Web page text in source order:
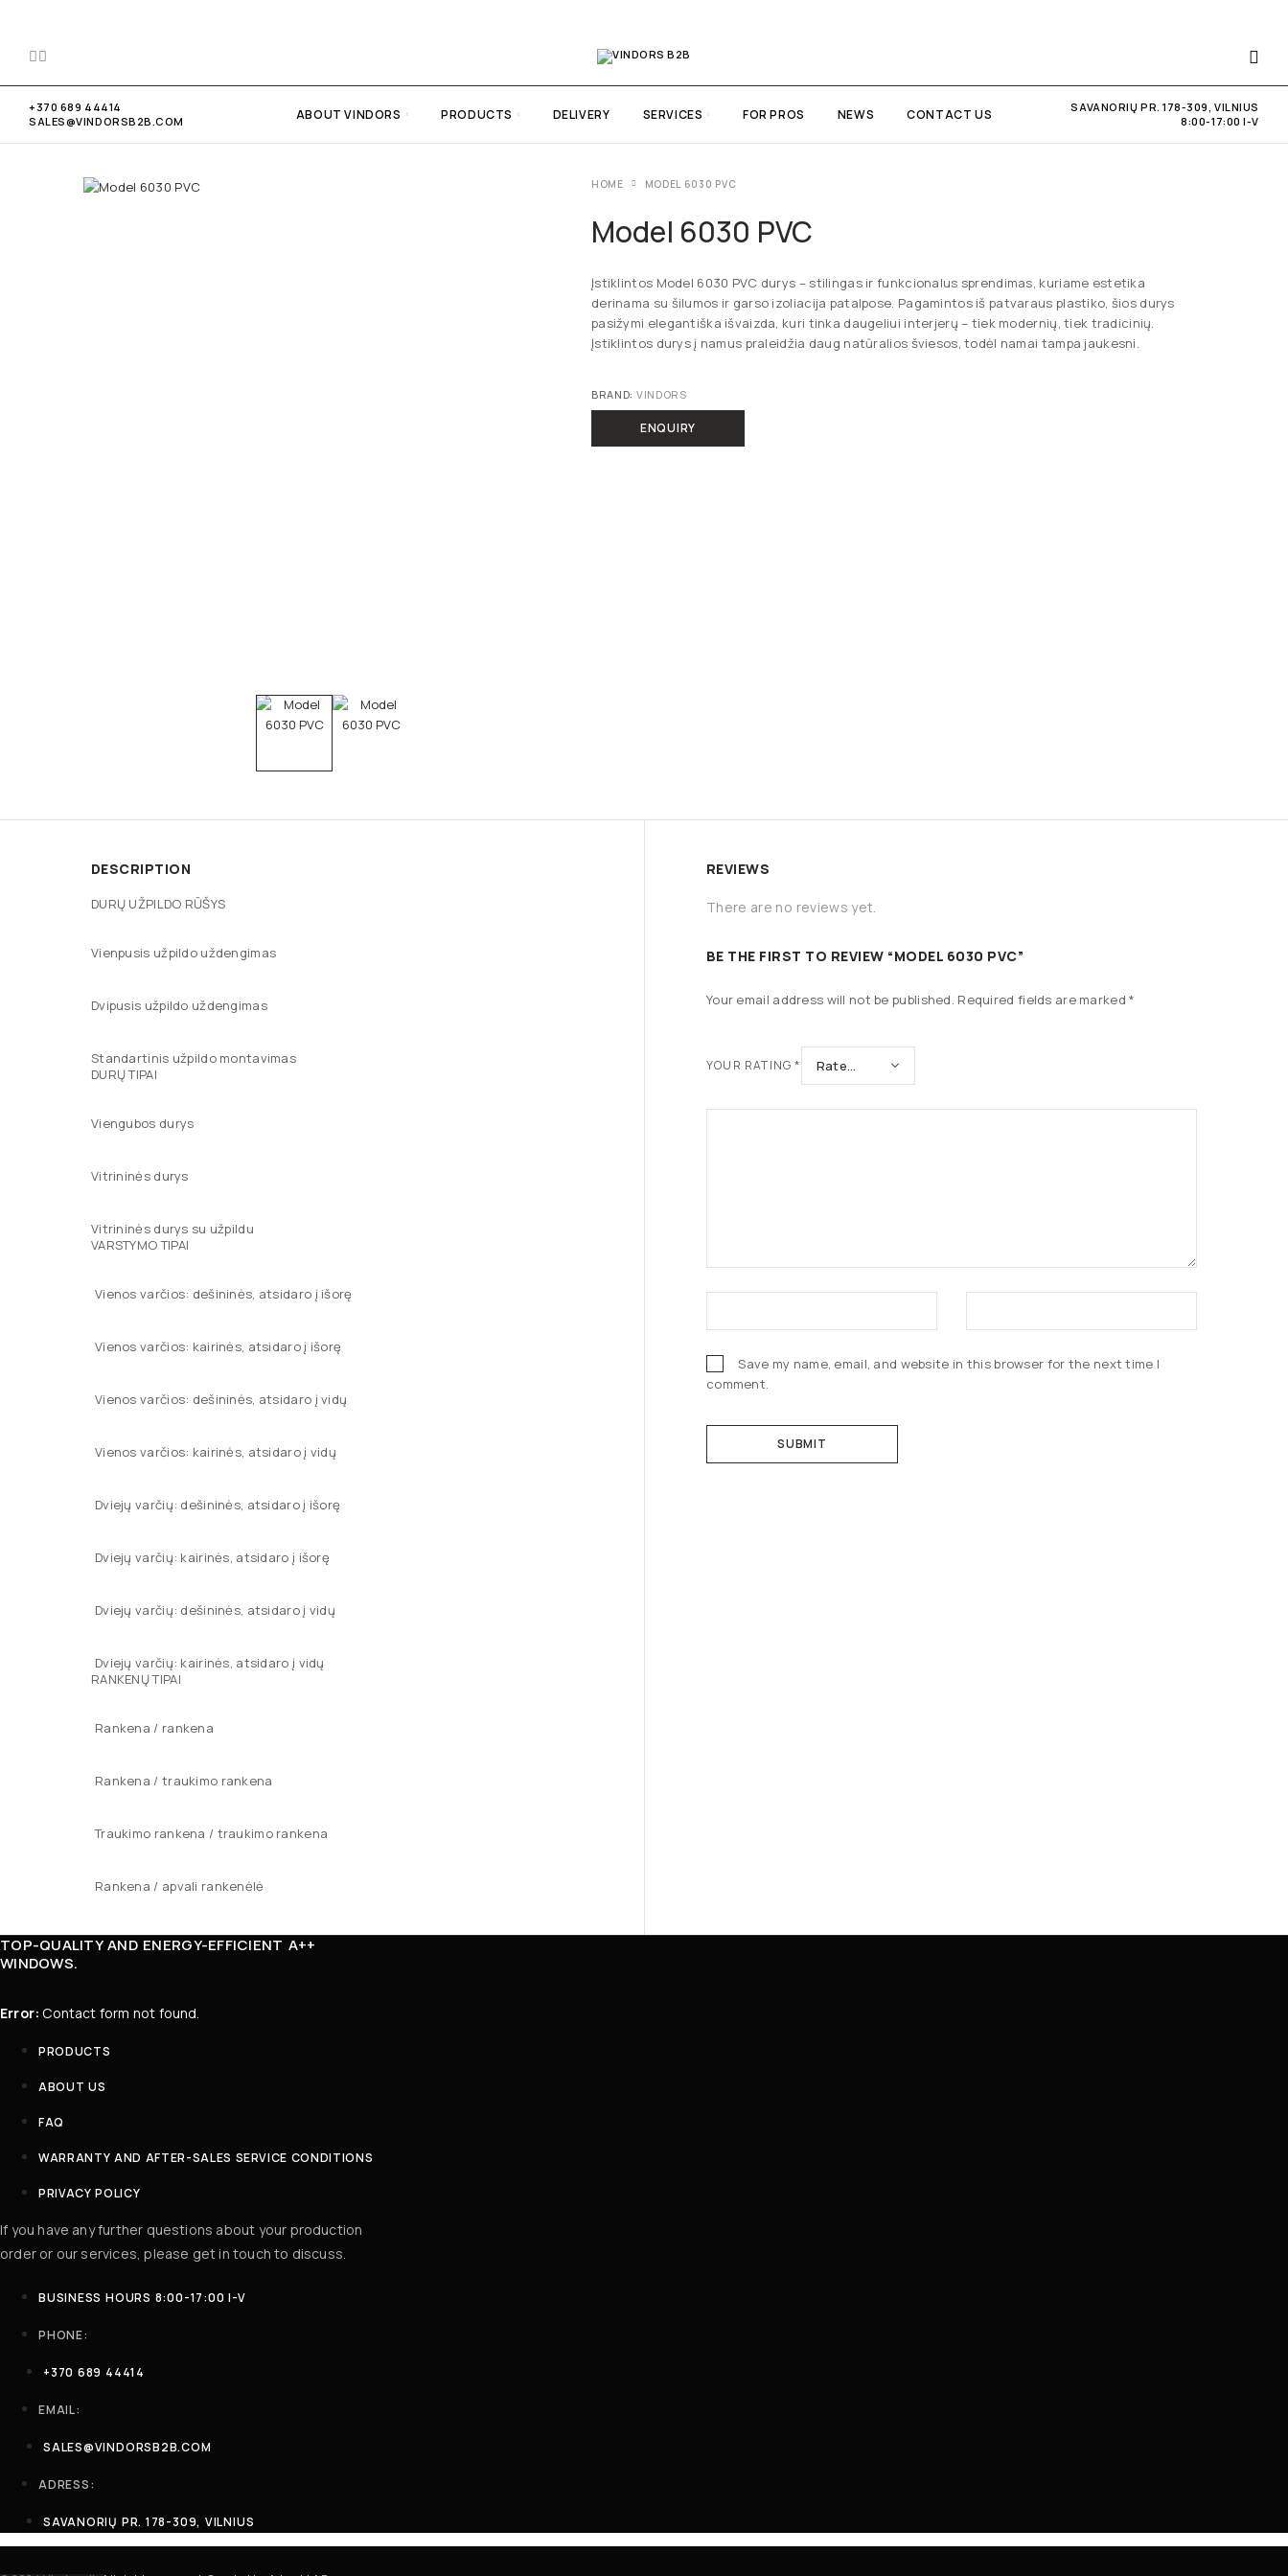
+370 689 44414
SALES@VINDORSB2B.COM
ABOUT VINDORS PRODUCTS DELIVERY SERVICES FOR PROS NEWS CONTACT US
SAVANORIŲ PR. 178-309, VILNIUS
8:00-17:00 I-V
HOME MODEL 6030 PVC
Model 6030 PVC
Įstiklintos Model 6030 PVC durys – stilingas ir funkcionalus sprendimas, kuriame estetika
derinama su šilumos ir garso izoliacija patalpose. Pagamintos iš patvaraus plastiko, šios durys
pasižymi elegantiška išvaizda, kuri tinka daugeliui interjerų – tiek modernių, tiek tradicinių.
Įstiklintos durys į namus praleidžia daug natūralios šviesos, todėl namai tampa jaukesni.
BRAND: VINDORS
ENQUIRY
DESCRIPTION
DURŲ UŽPILDO RŪŠYS
Vienpusis užpildo uždengimas
Dvipusis užpildo uždengimas
Standartinis užpildo montavimas
DURŲ TIPAI
Viengubos durys
Vitrininės durys
Vitrininės durys su užpildu
VARSTYMO TIPAI
Vienos varčios: dešininės, atsidaro į išorę
Vienos varčios: kairinės, atsidaro į išorę
Vienos varčios: dešininės, atsidaro į vidų
Vienos varčios: kairinės, atsidaro į vidų
Dviejų varčių: dešininės, atsidaro į išorę
Dviejų varčių: kairinės, atsidaro į išorę
Dviejų varčių: dešininės, atsidaro į vidų
Dviejų varčių: kairinės, atsidaro į vidų
RANKENŲ TIPAI
Rankena / rankena
Rankena / traukimo rankena
Traukimo rankena / traukimo rankena
Rankena / apvali rankenėlė
REVIEWS
There are no reviews yet.
BE THE FIRST TO REVIEW “MODEL 6030 PVC”
Your email address will not be published. Required fields are marked*
YOUR RATING*
Save my name, email, and website in this browser for the next time I
comment.
TOP-QUALITY AND ENERGY-EFFICIENT A++
WINDOWS.
Error: Contact form not found.
PRODUCTS
ABOUT US
FAQ
WARRANTY AND AFTER-SALES SERVICE CONDITIONS
PRIVACY POLICY
If you have any further questions about your production
order or our services, please get in touch to discuss.
BUSINESS HOURS 8:00-17:00 I-V
PHONE:
+370 689 44414
EMAIL:
SALES@VINDORSB2B.COM
ADRESS:
SAVANORIŲ PR. 178-309, VILNIUS